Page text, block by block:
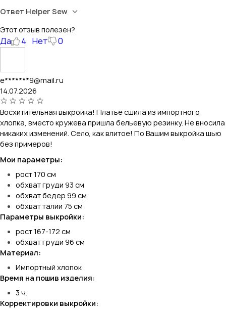
Ответ Helper Sew
Этот отзыв полезен?
Да 4 Нет 0
e*******9@mail.ru
14.07.2026
Восхитительная выкройка! Платье сшила из импортного
хлопка, вместо кружева пришла бельевую резинку. Не вносила
никаких изменений. Село, как влитое! По Вашим выкройка шью
без примеров!
Мои параметры:
рост 170 см
обхват груди 93 см
обхват бедер 99 см
обхват талии 75 см
Параметры выкройки:
рост 167-172 см
обхват груди 96 см
Материал:
Импортный хлопок
Время на пошив изделия:
3 ч.
Корректировки выкройки: